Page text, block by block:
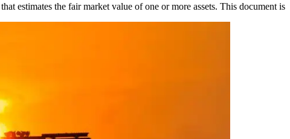
estimates the fair market value of one or more assets. This document is